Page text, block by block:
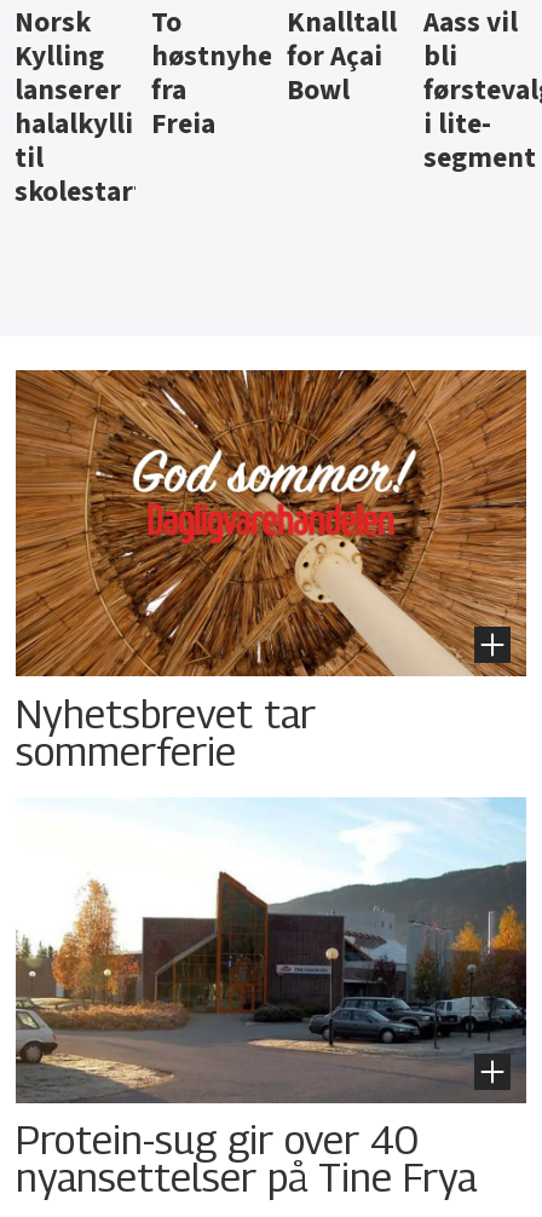
Knalltall
for Açai
Bowl
Aass vil
bli
førstevalg
i lite-
Brus og
jus fra
Berentsen
Hard
iste fra
Hansa
Nyhetsbrevet tar
sommerferie
Protein-sug gir over 40
nyansettelser på Tine Frya